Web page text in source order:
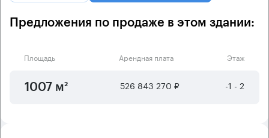
Предложения по продаже в этом здании:
Площадь Арендная плата Этаж
1007 м² 526 843 270 ₽ -1 - 2